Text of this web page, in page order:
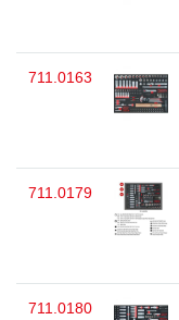
711.0163
711.0179
711.0180